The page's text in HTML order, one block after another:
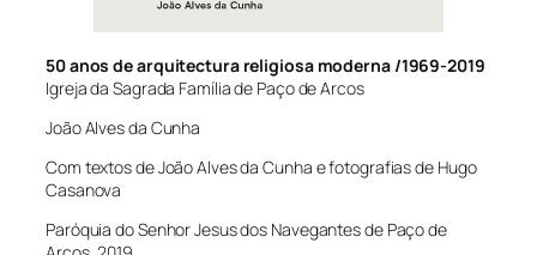
50 anos de arquitectura religiosa moderna /1969-2019
Igreja da Sagrada Família de Paço de Arcos
João Alves da Cunha
Com textos de João Alves da Cunha e fotografias de Hugo
Casanova
Paróquia do Senhor Jesus dos Navegantes de Paço de